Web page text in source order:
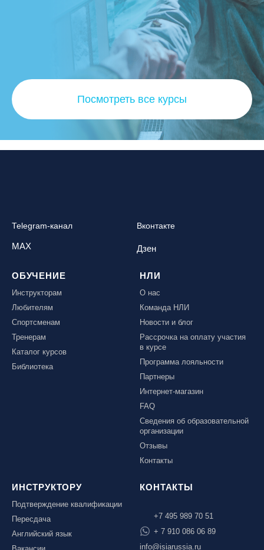
Посмотреть все курсы
Telegram-канал Вконтакте
MAX Дзен
ОБУЧЕНИЕ
Инструкторам
Любителям
Спортсменам
Тренерам
Каталог курсов
Библиотека
НЛИ
О нас
Команда НЛИ
Новости и блог
Рассрочка на оплату участия
в курсе
Программа лояльности
Партнеры
Интернет-магазин
FAQ
Сведения об образовательной
организации
Отзывы
Контакты
ИНСТРУКТОРУ
Подтверждение квалификации
Пересдача
Английский язык
КОНТАКТЫ
+7 495 989 70 51
+ 7 910 086 06 89
info@isiarussia.ru